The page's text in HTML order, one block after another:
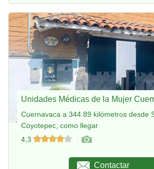
Unidades Médicas de la Mujer
Cuernavaca a 344.89 kilómetros desde
Coyotepec, como llegar
4,3
Contactar